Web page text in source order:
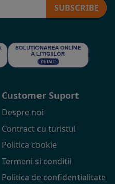
SUBSCRIBE
Customer Suport
Despre noi
Contract cu turistul
Politica cookie
Termeni si conditii
Politica de confidentialitate